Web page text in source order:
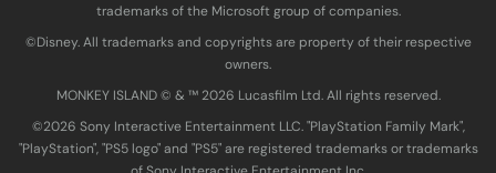
trademarks of the Microsoft group of companies.
©Disney. All trademarks and copyrights are property of their respective
owners.
MONKEY ISLAND © & ™ 20‍26 Lucasfilm Ltd. All rights reserved.
©2026 Sony Interactive Entertainment LLC. "PlayStation Family Mark",
"PlayStation", "PS5 logo" and "PS5" are registered trademarks or trademarks